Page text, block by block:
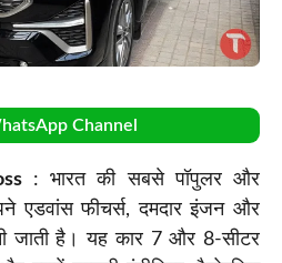
Channel
: भारत की सबसे पॉपुलर और
एडवांस फीचर्स, दमदार इंजन और
जाती है। यह कार 7 और 8-सीटर